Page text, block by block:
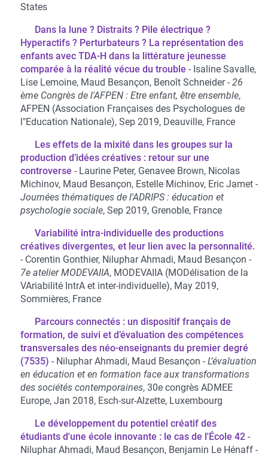
States
Dans la lune ? Distraits ? Pile électrique ?
Hyperactifs ? Perturbateurs ? La représentation des
enfants avec TDA-H dans la littérature jeunesse
comparée à la réalité vécue du trouble
Isaline Savalle,
Lise Lemoine, Maud Besançon, Benoît Schneider
26
ème Congrès de l'AFPEN : Etre enfant, être ensemble,
AFPEN (Association Françaises des Psychologues de
l"Education Nationale), Sep 2019, Deauville, France
Les effets de la mixité dans les groupes sur la
production d’idées créatives : retour sur une
controverse
Laurine Peter, Genavee Brown, Nicolas
Michinov, Maud Besançon, Estelle Michinov, Eric Jamet
Journées thématiques de l'ADRIPS : éducation et
psychologie sociale, Sep 2019, Grenoble, France
Variabilité intra-individuelle des productions
créatives divergentes, et leur lien avec la personnalité.
Corentin Gonthier, Niluphar Ahmadi, Maud Besançon
7e atelier MODEVAIIA, MODEVAIIA (MODélisation de la
VAriabilité IntrA et inter-individuelle), May 2019,
Sommières, France
Parcours connectés : un dispositif français de
formation, de suivi et d’évaluation des compétences
transversales des néo-enseignants du premier degré
(7535)
Niluphar Ahmadi, Maud Besançon
L’évaluation
en éducation et en formation face aux transformations
des sociétés contemporaines, 30e congrès ADMEE
Europe, Jan 2018, Esch-sur-Alzette, Luxembourg
Le développement du potentiel créatif des
étudiants d'une école innovante : le cas de l'École 42
Niluphar Ahmadi, Maud Besançon, Benjamin Le Hénaff